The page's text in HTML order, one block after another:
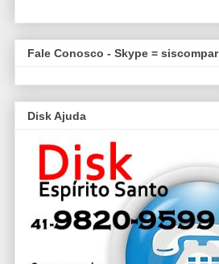
Fale Conosco - Skype = siscompar
Disk Ajuda